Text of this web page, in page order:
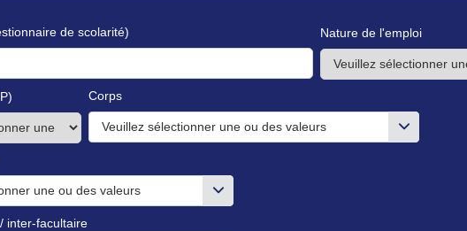
de scolarité) Nature de l'emploi
Corps
Veuillez sélectionner une ou des valeurs
une ou des valeurs
inter-facultaire